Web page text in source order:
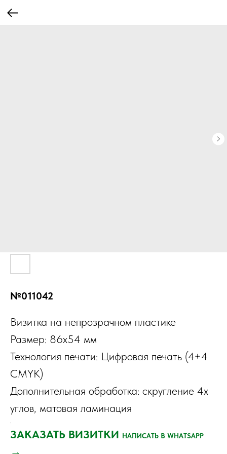
№011042
Визитка на непрозрачном пластике
Размер: 86х54 мм
Технология печати: Цифровая печать (4+4
CMYK)
Дополнительная обработка: скругление 4х
углов, матовая ламинация
.
ЗАКАЗАТЬ ВИЗИТКИ НАПИСАТЬ В WHATSAPP